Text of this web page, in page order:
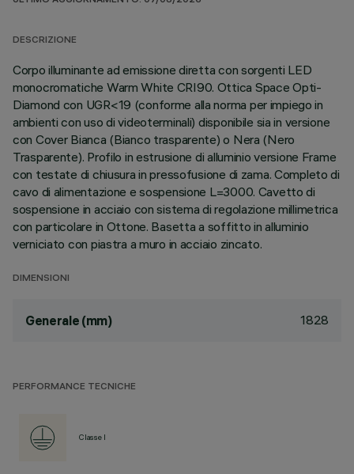
DESCRIZIONE
Corpo illuminante ad emissione diretta con sorgenti LED
monocromatiche Warm White CRI90. Ottica Space Opti-
Diamond con UGR<19 (conforme alla norma per impiego in
ambienti con uso di videoterminali) disponibile sia in versione
con Cover Bianca (Bianco trasparente) o Nera (Nero
Trasparente). Profilo in estrusione di alluminio versione Frame
con testate di chiusura in pressofusione di zama. Completo di
cavo di alimentazione e sospensione L=3000. Cavetto di
sospensione in acciaio con sistema di regolazione millimetrica
con particolare in Ottone. Basetta a soffitto in alluminio
verniciato con piastra a muro in acciaio zincato.
DIMENSIONI
Generale (mm) 1828
PERFORMANCE TECNICHE
Classe I